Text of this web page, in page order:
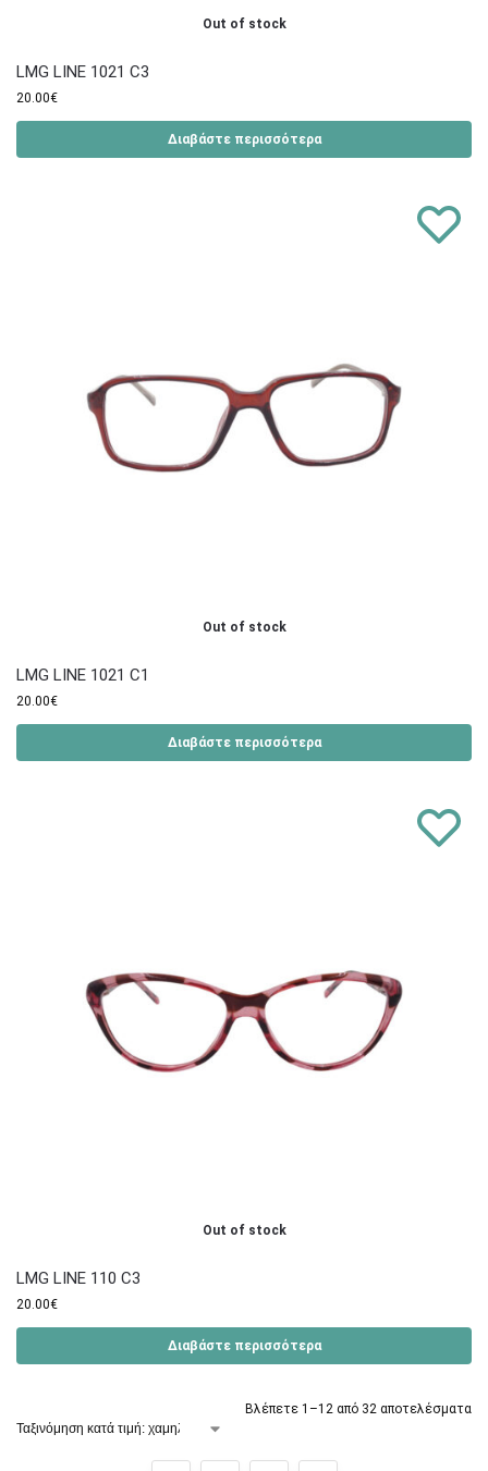
Out of stock
LMG LINE 1021 C3
20.00€
Διαβάστε περισσότερα
Out of stock
LMG LINE 1021 C1
20.00€
Διαβάστε περισσότερα
Out of stock
LMG LINE 110 C3
20.00€
Διαβάστε περισσότερα
Βλέπετε 1–12 από 32 αποτελέσματα